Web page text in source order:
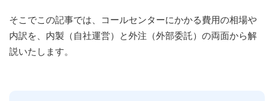
そこでこの記事では、コールセンターにかかる費用の相場や
内訳を、内製（自社運営）と外注（外部委託）の両面から解
説いたします。